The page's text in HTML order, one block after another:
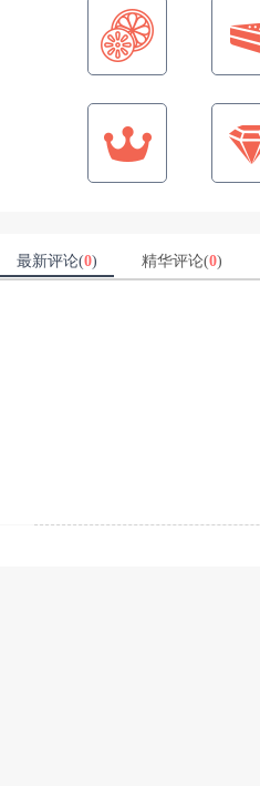
最新评论(0) 精华评论(0)